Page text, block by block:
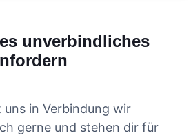
unverbindliches
uns in Verbindung wir
gerne und stehen dir für